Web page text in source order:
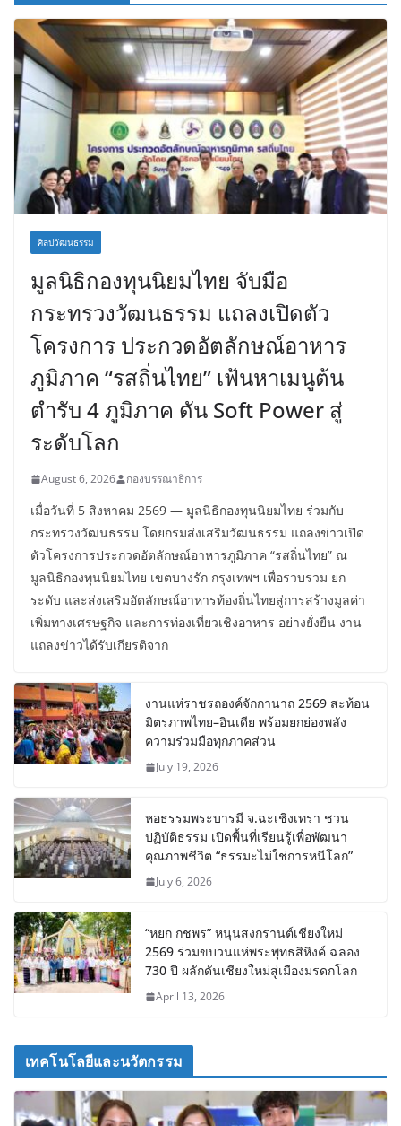
ศิลปวัฒนธรรม
มูลนิธิกองทุนนิยมไทย จับมือ
กระทรวงวัฒนธรรม แถลงเปิดตัว
โครงการ ประกวดอัตลักษณ์อาหาร
ภูมิภาค “รสถิ่นไทย” เฟ้นหาเมนูต้น
ตำรับ 4 ภูมิภาค ดัน Soft Power สู่
ระดับโลก
August 6, 2026 กองบรรณาธิการ
เมื่อวันที่ 5 สิงหาคม 2569 — มูลนิธิกองทุนนิยมไทย ร่วมกับ
กระทรวงวัฒนธรรม โดยกรมส่งเสริมวัฒนธรรม แถลงข่าวเปิด
ตัวโครงการประกวดอัตลักษณ์อาหารภูมิภาค “รสถิ่นไทย” ณ
มูลนิธิกองทุนนิยมไทย เขตบางรัก กรุงเทพฯ เพื่อรวบรวม ยก
ระดับ และส่งเสริมอัตลักษณ์อาหารท้องถิ่นไทยสู่การสร้างมูลค่า
เพิ่มทางเศรษฐกิจ และการท่องเที่ยวเชิงอาหาร อย่างยั่งยืน งาน
แถลงข่าวได้รับเกียรติจาก
งานแห่ราชรถองค์จักกานาถ 2569 สะท้อน
มิตรภาพไทย–อินเดีย พร้อมยกย่องพลัง
ความร่วมมือทุกภาคส่วน
July 19, 2026
หอธรรมพระบารมี จ.ฉะเชิงเทรา ชวน
ปฏิบัติธรรม เปิดพื้นที่เรียนรู้เพื่อพัฒนา
คุณภาพชีวิต “ธรรมะไม่ใช่การหนีโลก”
July 6, 2026
“หยก กชพร” หนุนสงกรานต์เชียงใหม่
2569 ร่วมขบวนแห่พระพุทธสิหิงค์ ฉลอง
730 ปี ผลักดันเชียงใหม่สู่เมืองมรดกโลก
April 13, 2026
เทคโนโลยีและนวัตกรรม